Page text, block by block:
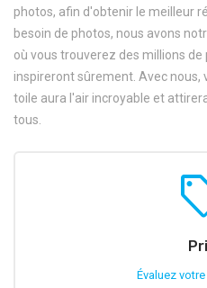
photos, afin d'obtenir le meilleur
besoin de photos, nous avons
où vous trouverez des millions
inspireront sûrement. Avec nous,
toile aura l'air incroyable et
tous.
Évaluez